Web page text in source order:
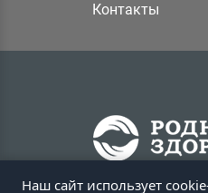
Контакты
Наш сайт использует